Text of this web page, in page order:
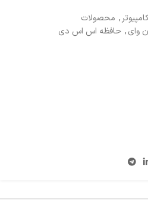
, محصولات
وای, حافظه اس اس دی